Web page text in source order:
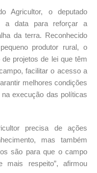
Agricultor, o deputado
a data para reforçar a
da terra. Reconhecido
produtor rural, o
projetos de lei que têm
facilitar o acesso a
melhores condições
execução das políticas
precisa de ações
mas também
são para que o campo
respeito”, afirmou